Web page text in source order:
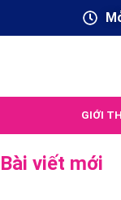
GIỚI
Bài viết mới